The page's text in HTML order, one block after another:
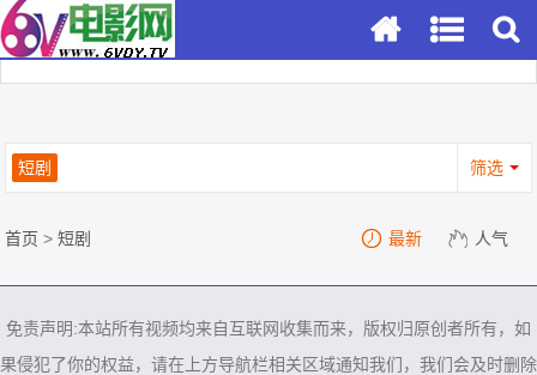
短剧 筛选
首页 >短剧 最新 人气
免责声明:本站所有视频均来自互联网收集而来，版权归原创者所有，如
果侵犯了你的权益，请在上方导航栏相关区域通知我们，我们会及时删除